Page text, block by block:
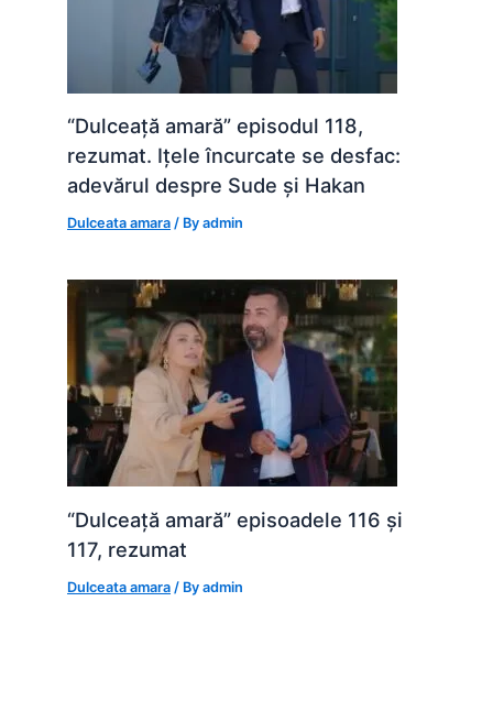
“Dulceață amară” episodul 118,
rezumat. Ițele încurcate se desfac:
adevărul despre Sude și Hakan
Dulceata amara / Byadmin
“Dulceață amară” episoadele 116 și
117, rezumat
Dulceata amara / Byadmin